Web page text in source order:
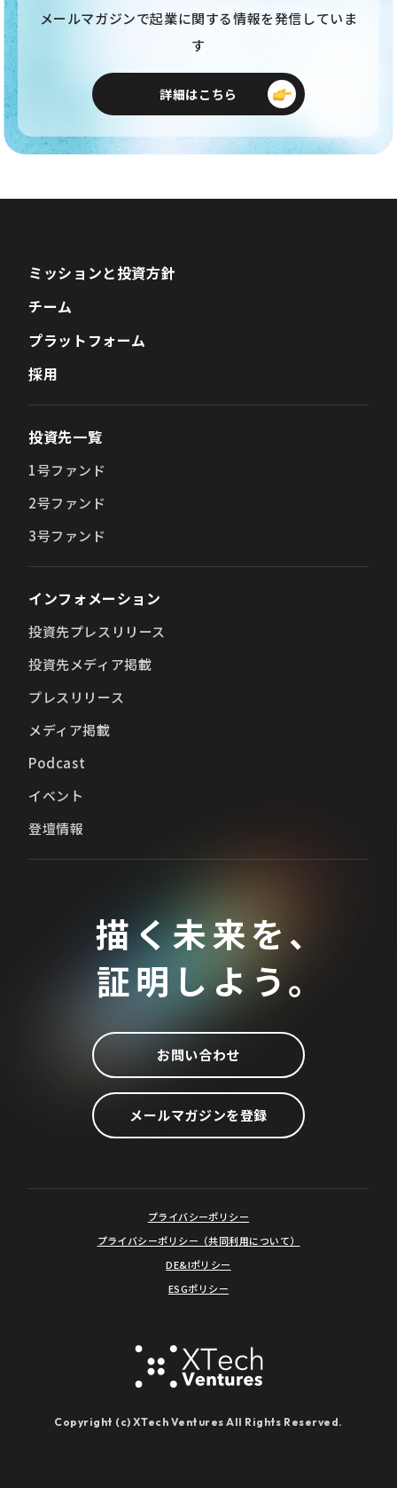
メールマガジンで起業に関する情報を発信していま
す
詳細はこちら
ミッションと投資方針
チーム
プラットフォーム
採用
投資先一覧
1号ファンド
2号ファンド
3号ファンド
インフォメーション
投資先プレスリリース
投資先メディア掲載
プレスリリース
メディア掲載
Podcast
イベント
登壇情報
描く未来を、
証明しよう。
お問い合わせ
メールマガジンを登録
プライバシーポリシー
プライバシーポリシー（共同利用について）
DE&Iポリシー
ESGポリシー
Copyright (c) XTech Ventures All Rights Reserved.